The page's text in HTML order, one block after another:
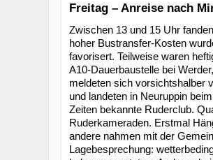
Freitag – Anreise nach
Zwischen 13 und 15 Uhr
hoher Bustransfer-Kosten
favorisert. Teilweise waren
A10-Dauerbaustelle bei
meldeten sich vorsichtshalber
und landeten in Neuruppin
Zeiten bekannte Ruderclub.
Ruderkameraden. Erstmal
andere nahmen mit der
Lagebesprechung: